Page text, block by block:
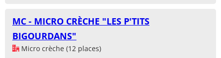
MC - MICRO CRÈCHE "LES P'TITS
BIGOURDANS"
Micro crèche (12 places)